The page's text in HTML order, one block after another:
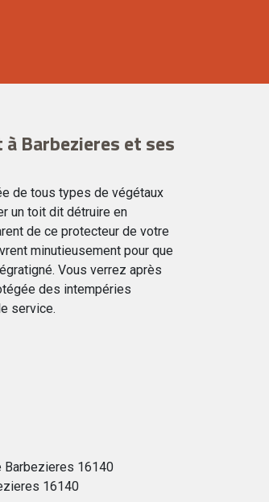
Barbezieres et ses
de tous types de végétaux
un toit dit détruire en
de ce protecteur de votre
minutieusement pour que
Vous verrez après
des intempéries
service.
Barbezieres 16140
16140